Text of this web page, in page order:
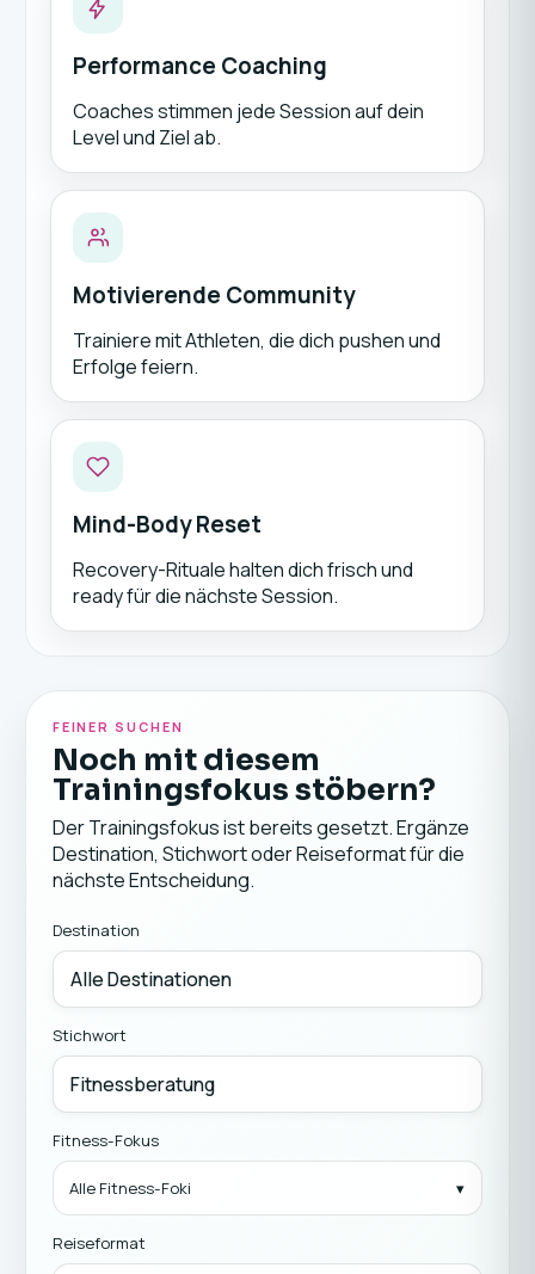
Performance Coaching
Coaches stimmen jede Session auf dein
Level und Ziel ab.
Motivierende Community
Trainiere mit Athleten, die dich pushen und
Erfolge feiern.
Mind-Body Reset
Recovery-Rituale halten dich frisch und
ready für die nächste Session.
FEINER SUCHEN
Noch mit diesem
Trainingsfokus stöbern?
Der Trainingsfokus ist bereits gesetzt. Ergänze
Destination, Stichwort oder Reiseformat für die
nächste Entscheidung.
Destination
Stichwort
Fitness-Fokus
Alle Fitness-Foki
Reiseformat